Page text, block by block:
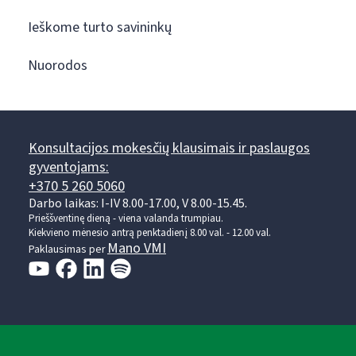
Ieškome turto savininkų
Nuorodos
Konsultacijos mokesčių klausimais ir paslaugos
gyventojams:
+370 5 260 5060
Darbo laikas: I-IV 8.00-17.00, V 8.00-15.45.
Prieššventinę dieną - viena valanda trumpiau.
Kiekvieno mėnesio antrą penktadienį 8.00 val. - 12.00 val.
Paklausimas perMano VMI